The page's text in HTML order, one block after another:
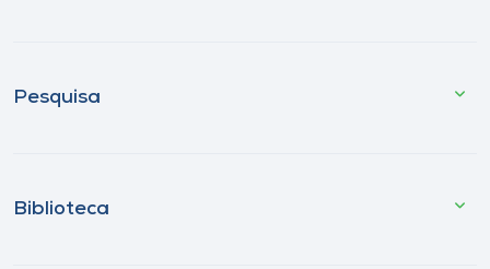
Pesquisa
Biblioteca